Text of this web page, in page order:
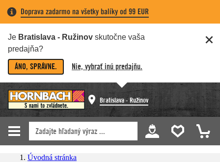
Doprava zadarmo na všetky balíky od 99 EUR
Je Bratislava - Ružinov skutočne vaša
predajňa?
ÁNO, SPRÁVNE. Nie, vybrať inú predajňu.
Bratislava - Ružinov
Úvodná stránka